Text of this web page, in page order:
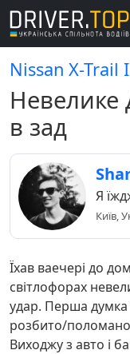
Nissan X-Trail
Невелике
в зад
Я
Київ,
Їхав ваечері до
світлофорах
удар. Перша
розбито/
Виходжу з авто і